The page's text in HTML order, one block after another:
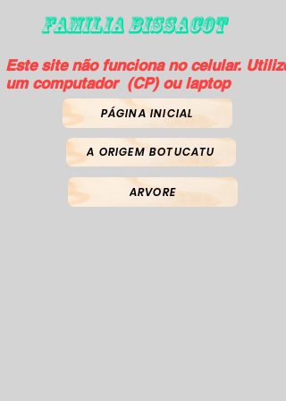
FAMILIA BISSACOT
Este site não funciona no celular. Utilize
um computador (CP) ou laptop
PÁGINA INICIAL
A ORIGEM BOTUCATU
ARVORE